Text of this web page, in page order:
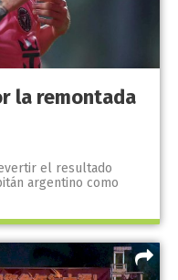
la remontada
el resultado
argentino como